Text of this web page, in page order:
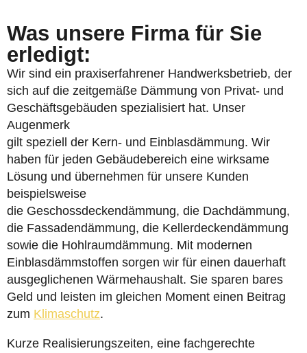
Was unsere Firma für Sie
erledigt:
Wir sind ein praxiserfahrener Handwerksbetrieb, der
sich auf die zeitgemäße Dämmung von Privat- und
Geschäftsgebäuden spezialisiert hat. Unser
Augenmerk
gilt speziell der Kern- und Einblasdämmung. Wir
haben für jeden Gebäudebereich eine wirksame
Lösung und übernehmen für unsere Kunden
beispielsweise
die Geschossdeckendämmung, die Dachdämmung,
die Fassadendämmung, die Kellerdeckendämmung
sowie die Hohlraumdämmung. Mit modernen
Einblasdämmstoffen sorgen wir für einen dauerhaft
ausgeglichenen Wärmehaushalt. Sie sparen bares
Geld und leisten im gleichen Moment einen Beitrag
zum Klimaschutz.
Kurze Realisierungszeiten, eine fachgerechte